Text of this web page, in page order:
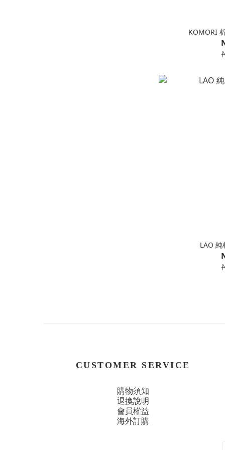
KOMORI
LAO
CUSTOMER SERVICE
購物須知
退換說明
會員權益
海外訂購